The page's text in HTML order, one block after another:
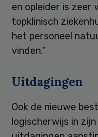
en opleider is zeer
topklinisch
het personeel
vinden.”
Uitdagingen
Ook de nieuwe
logischerwijs in